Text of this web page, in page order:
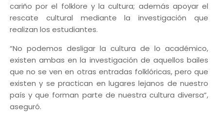
cariño por el folklore y la cultura; además apoyar el
rescate cultural mediante la investigación que
realizan los estudiantes.
“No podemos desligar la cultura de lo académico,
existen ambas en la investigación de aquellos bailes
que no se ven en otras entradas folklóricas, pero que
existen y se practican en lugares lejanos de nuestro
país y que forman parte de nuestra cultura diversa”,
aseguró.